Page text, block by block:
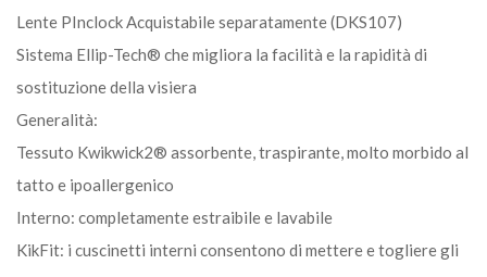
Lente PInclock Acquistabile separatamente (DKS107)
Sistema Ellip-Tech® che migliora la facilità e la rapidità di
sostituzione della visiera
Generalità:
Tessuto Kwikwick2® assorbente, traspirante, molto morbido al
tatto e ipoallergenico
Interno: completamente estraibile e lavabile
KikFit: i cuscinetti interni consentono di mettere e togliere gli